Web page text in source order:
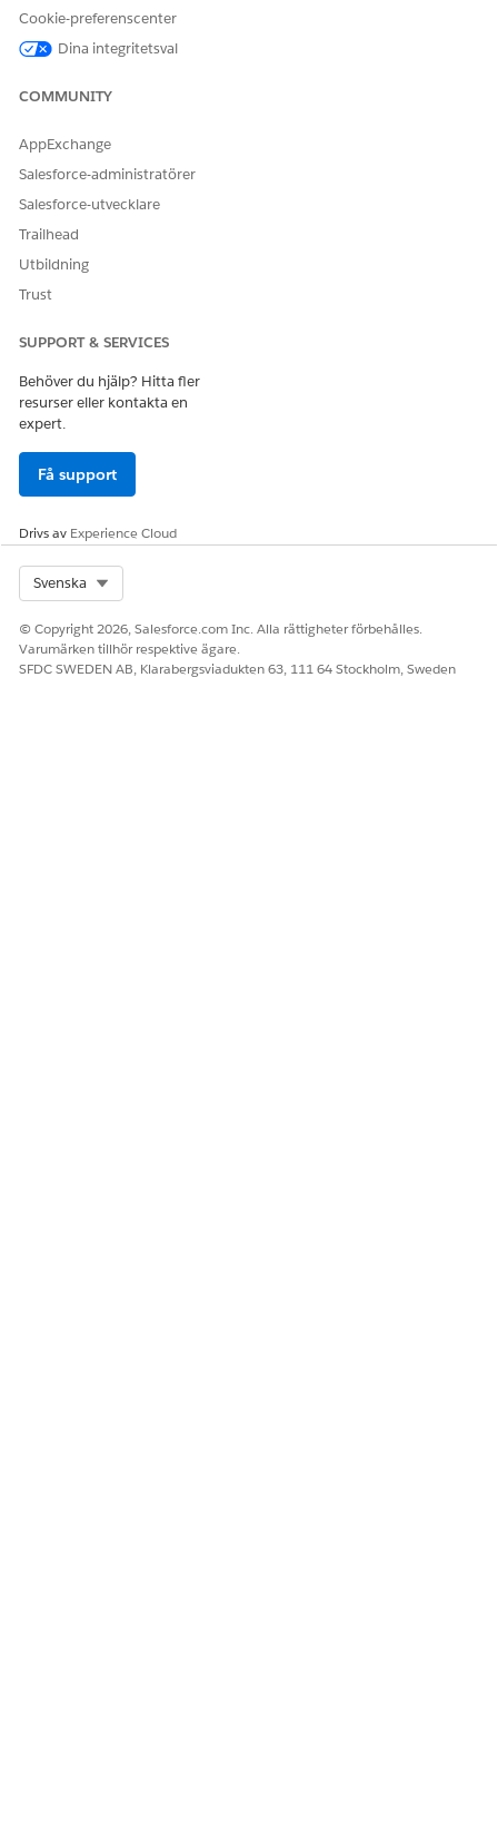
tillSidlayouteroch välj en sidlayout.
I paletten, väljRelaterade listor
sektionen Relaterade listor på sidlayouten.
dina ändringar.
Cookie-preferenscenter
Dina integritetsval
COMMUNITY
AppExchange
Salesforce-administratörer
Salesforce-utvecklare
Trailhead
Utbildning
Trust
SUPPORT & SERVICES
Behöver du hjälp? Hitta fler
resurser eller kontakta en
expert.
Få support
Drivs av Experience Cloud
Svenska
© Copyright 2026, Salesforce.com Inc. Alla rättigheter förbehålles.
Varumärken tillhör respektive ägare.
SFDC SWEDEN AB, Klarabergsviadukten 63, 111 64 Stockholm, Sweden